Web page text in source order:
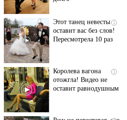
Пересмотрела 10 раз
оставит равнодушным